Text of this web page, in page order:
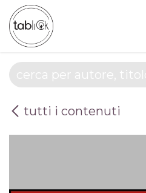
Passa al contenuto
tutti i contenuti